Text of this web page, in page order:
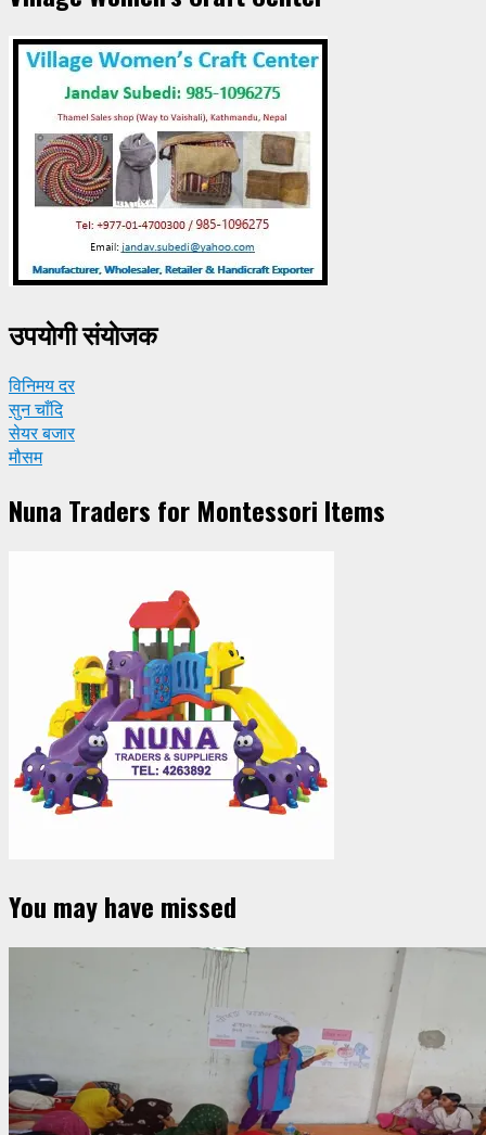
उपयाेगी संयाेजक
विनिमय दर
सुन चाँदि
सेयर बजार
मौसम
Nuna Traders for Montessori Items
You may have missed